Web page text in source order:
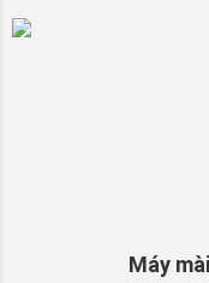
Máy